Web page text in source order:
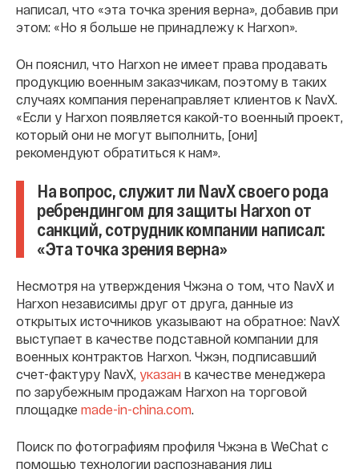
написал, что «эта точка зрения верна», добавив при
этом: «Но я больше не принадлежу к Harxon».
Он пояснил, что Harxon не имеет права продавать
продукцию военным заказчикам, поэтому в таких
случаях компания перенаправляет клиентов к NavX.
«Если у Harxon появляется какой-то военный проект,
который они не могут выполнить, [они]
рекомендуют обратиться к нам».
На вопрос, служит ли NavX своего рода
ребрендингом для защиты Harxon от
санкций, сотрудник компании написал:
«Эта точка зрения верна»
Несмотря на утверждения Чжэна о том, что NavX и
Harxon независимы друг от друга, данные из
открытых источников указывают на обратное: NavX
выступает в качестве подставной компании для
военных контрактов Harxon. Чжэн, подписавший
счет-фактуру NavX, указан в качестве менеджера
по зарубежным продажам Harxon на торговой
площадке made-in-china.com
Поиск по фотографиям профиля Чжэна в WeChat с
помощью технологии распознавания лиц